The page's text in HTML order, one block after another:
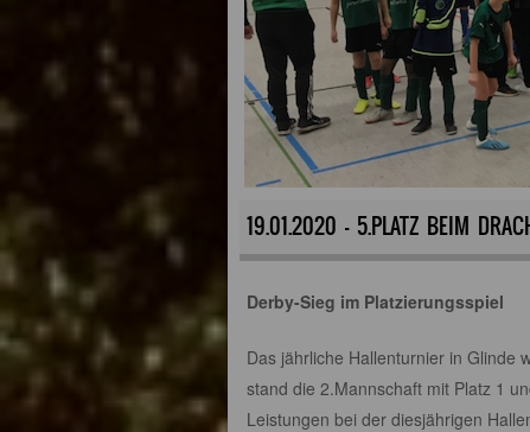
19.01.2020 - 5.PLATZ BEIM
Derby-Sieg im Platzierungsspiel
Das jährliche Hallenturnier in Glinde
stand die 2.Mannschaft mit Platz 1
Leistungen bei der diesjährigen